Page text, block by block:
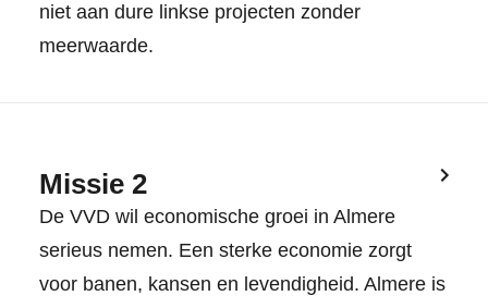
niet aan dure linkse projecten zonder
meerwaarde.
Missie 2
De VVD wil economische groei in Almere
serieus nemen. Een sterke economie zorgt
voor banen, kansen en levendigheid. Almere is